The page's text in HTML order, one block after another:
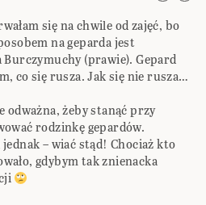
się na chwile od zajęć, bo
na geparda jest
(prawie). Gepard
co się rusza. Jak się nie rusza…
odważna, żeby stanąć przy
rodzinkę gepardów.
– wiać stąd! Chociaż kto
gdybym tak znienacka